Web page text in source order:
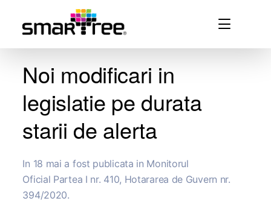
Noi modificari in
legislatie pe durata
starii de alerta
In 18 mai a fost publicata in Monitorul
Oficial Partea I nr. 410, Hotararea de Guvern nr.
394/2020.